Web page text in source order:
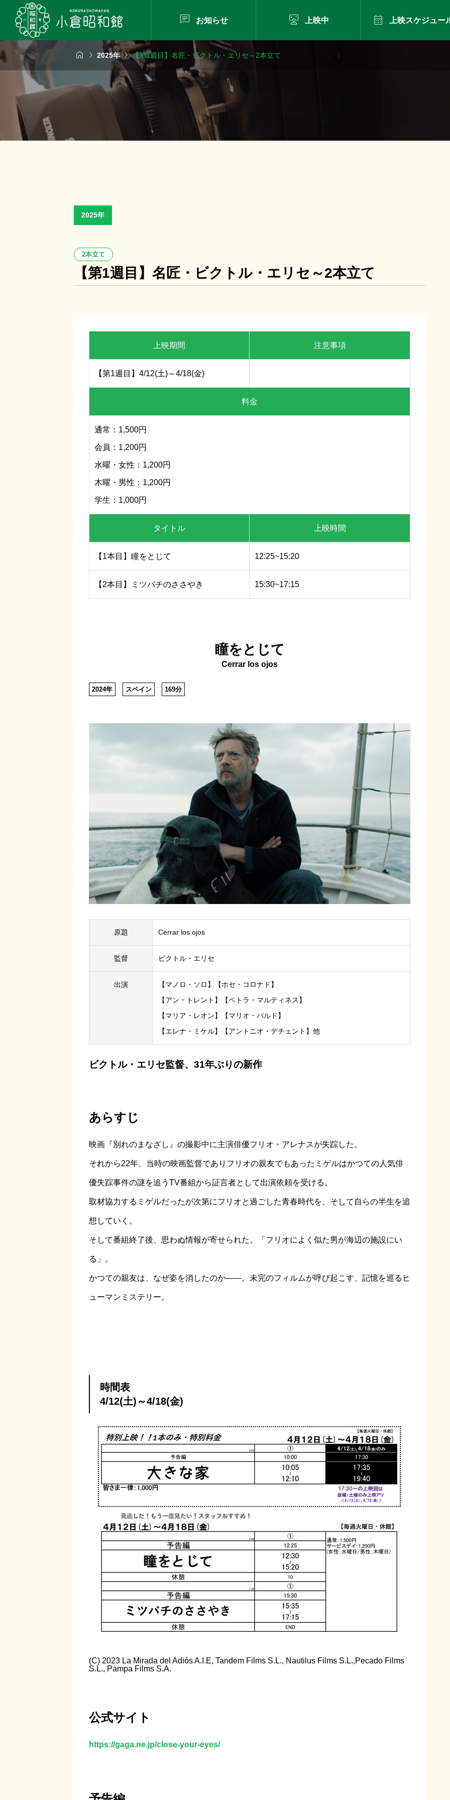
 お知らせ  上映中  上映スケジュー
  2025年【第1週目】名匠・ビクトル・エリセ～2本立て
2025年
2本立て
【第1週目】名匠・ビクトル・エリセ～2本立て
上映期間 注意事項
【第1週目】4/12(土)～4/18(金)
料金
通常：1,500円
会員：1,200円
水曜・女性：1,200円
木曜・男性：1,200円
学生：1,000円
タイトル 上映時間
【1本目】瞳をとじて 12:25~15:20
【2本目】ミツバチのささやき 15:30~17:15
瞳をとじて
Cerrar los ojos
2024年 スペイン 169分
原題 Cerrar los ojos
監督 ビクトル・エリセ
出演
【マノロ・ソロ】【ホセ・コロナド】
【アン・トレント】【ペトラ・マルティネス】
【マリア・レオン】【マリオ・パルド】
【エレナ・ミケル】【アントニオ・デチェント】他
ビクトル・エリセ監督、31年ぶりの新作
あらすじ
映画『別れのまなざし』の撮影中に主演俳優フリオ・アレナスが失踪した。
それから22年、当時の映画監督でありフリオの親友でもあったミゲルはかつての人気俳
優失踪事件の謎を追うTV番組から証言者として出演依頼を受ける。
取材協力するミゲルだったが次第にフリオと過ごした青春時代を、そして自らの半生を追
想していく。
そして番組終了後、思わぬ情報が寄せられた。「フリオによく似た男が海辺の施設にい
る」。
かつての親友は、なぜ姿を消したのか――。未完のフィルムが呼び起こす、記憶を巡るヒ
ューマンミステリー。
時間表
4/12(土)～4/18(金)
(C) 2023 La Mirada del Adiós A.I.E, Tandem Films S.L., Nautilus Films S.L.,Pecado Films
S.L., Pampa Films S.A.
公式サイト
https://gaga.ne.jp/close-your-eyes/
パリタクシー 女性の休日